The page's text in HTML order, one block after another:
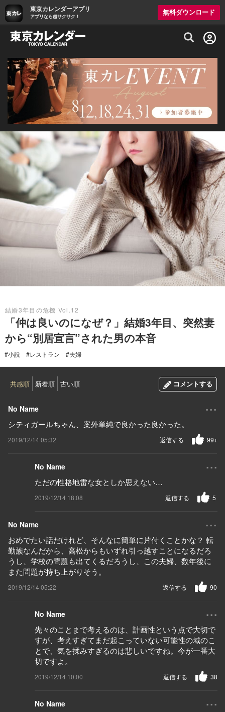
東京カレンダーアプリ
アプリなら超サクサク！
無料ダウンロード
グルメ情報・プレミアムレストラン予約
結婚3年目の危機 Vol.12
「仲は良いのになぜ？」結婚3年目、突然妻
から“別居宣言”された男の本音
#小説 #レストラン #夫婦
共感順 新着順 古い順 コメントする
No Name ...
シティガールちゃん、案外単純で良かった良かった。
2019/12/14 05:32 99+
返信する
No Name ...
ただの性格地雷な女としか思えない…
2019/12/14 18:08 5
返信する
No Name ...
おめでたい話だけれど、そんなに簡単に片付くことかな？ 転
勤族なんだから、高松からもいずれ引っ越すことになるだろ
うし、学校の問題も出てくるだろうし、この夫婦、数年後に
また問題が持ち上がりそう。
2019/12/14 05:22 90
返信する
No Name ...
先々のことまで考えるのは、計画性という点で大切で
すが、考えすぎてまだ起こっていない可能性の域のこ
とで、気を揉みすぎるのは悲しいですね。今が一番大
切ですよ。
2019/12/14 10:00 38
返信する
No Name ...